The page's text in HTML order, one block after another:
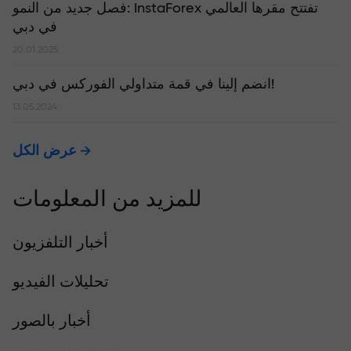
​فصل جديد من النمو: InstaForex تفتتح مقرها العالمي
في دبي
20.01.2025
انضم إلينا في قمة متداولي الفوركس في دبي!
13.05.2024
عرض الكل
للمزيد من المعلومات
أخبار التلفزيون
تحليلات الفيديو
أخبار بالصور